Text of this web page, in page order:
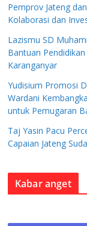
Pemprov Jateng
Kolaborasi dan
Lazismu SD
Bantuan
Karanganyar
Yudisium Promosi
Wardani
untuk Pemugaran
Taj Yasin Pacu
Capaian Jateng
Kabar anget